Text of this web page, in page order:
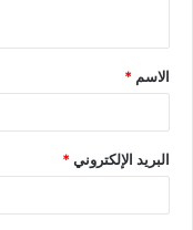
الاسم *
البريد الإلكتروني*